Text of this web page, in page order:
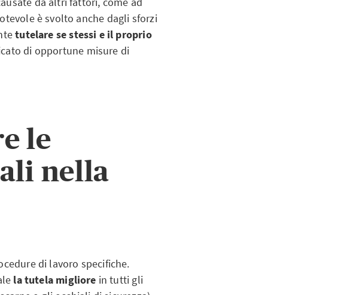
è svolto anche dagli sforzi
tutelare se stessi e il proprio
di opportune misure di
le
nella
di lavoro specifiche.
la tutela migliore in tutti gli